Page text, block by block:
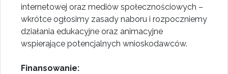
internetowej oraz mediów społecznościowych –
wkrótce ogłosimy zasady naboru i rozpoczniemy
działania edukacyjne oraz animacyjne
wspierające potencjalnych wnioskodawców.
Finansowanie: